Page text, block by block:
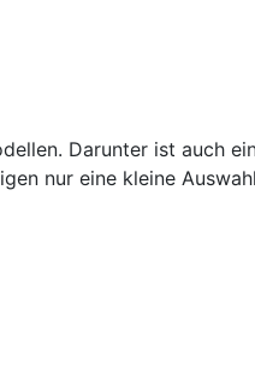
Darunter ist auch
nur eine kleine